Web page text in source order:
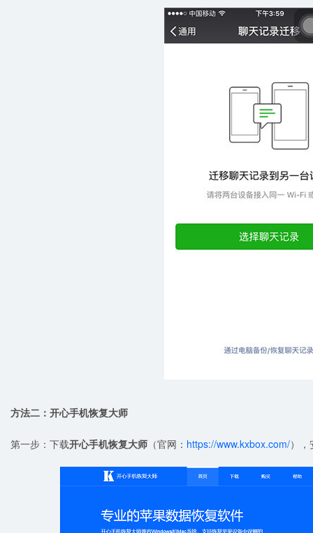
方法二：开心手机恢复大师
第一步：下载开心手机恢复大师 （官网： https://www.kxbox.com/）